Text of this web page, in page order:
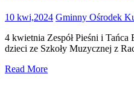
10 kwi,2024 Gminny Ośrodek
4 kwietnia Zespół Pieśni i Tańca
dzieci ze Szkoły Muzycznej z
Read More